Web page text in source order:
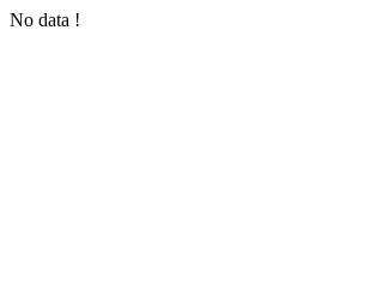
No data !